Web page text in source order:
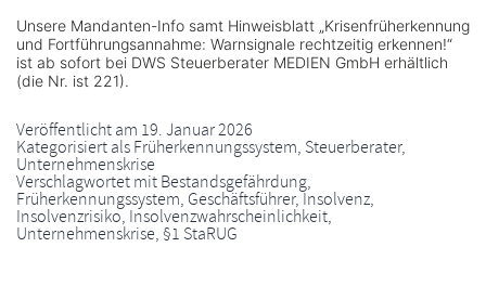
Unsere Mandanten-Info samt Hinweisblatt „Krisenfrüherkennung
und Fortführungsannahme: Warnsignale rechtzeitig erkennen!“
ist ab sofort bei DWS Steuerberater MEDIEN GmbH erhältlich
(die Nr. ist 221).
Veröffentlicht am 19. Januar 2026
Kategorisiert alsFrüherkennungssystem, Steuerberater,
Unternehmenskrise
Verschlagwortet mitBestandsgefährdung,
Früherkennungssystem, Geschäftsführer,Insolvenz,
Insolvenzrisiko, Insolvenzwahrscheinlichkeit,
Unternehmenskrise,§1 StaRUG